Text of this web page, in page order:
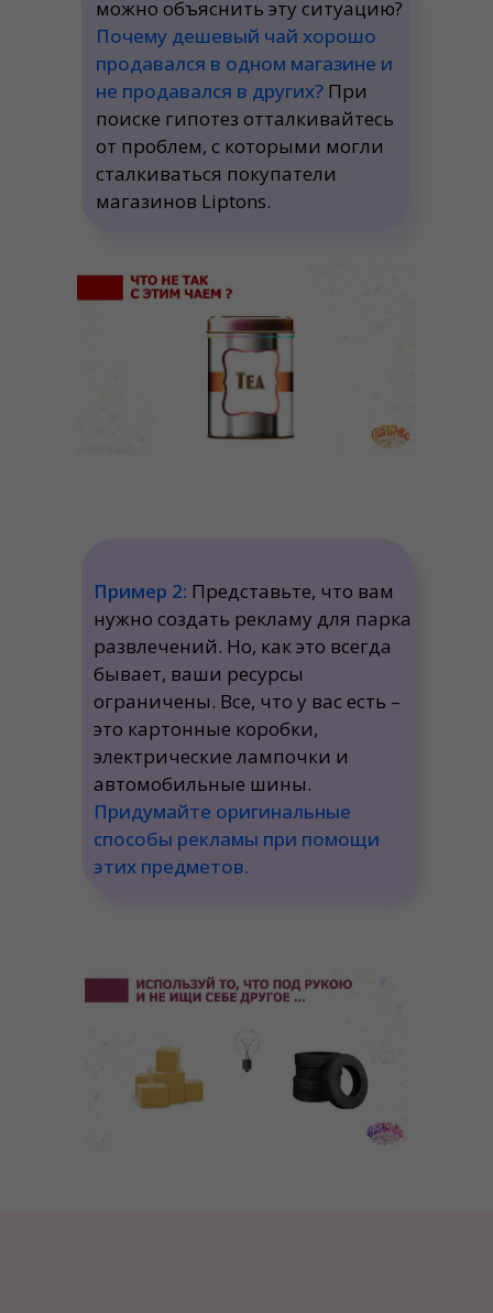
Пример 2: Представьте, что вам
нужно создать рекламу для парка
развлечений. Но, как это всегда
бывает, ваши ресурсы
ограничены. Все, что у вас есть –
это картонные коробки,
электрические лампочки и
автомобильные шины.
Придумайте оригинальные
способы рекламы при помощи
этих предметов.
можно объяснить эту ситуацию?
Почему дешевый чай хорошо
продавался в одном магазине и
не продавался в других? При
поиске гипотез отталкивайтесь
от проблем, с которыми могли
сталкиваться покупатели
магазинов Liptons.